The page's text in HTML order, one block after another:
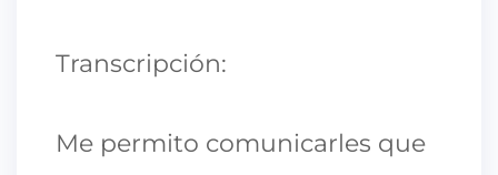
Transcripción:
Me permito comunicarles que